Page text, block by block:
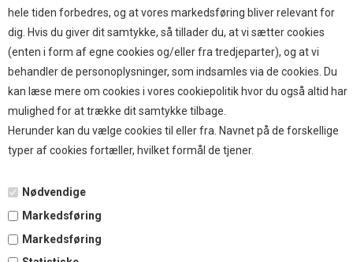
hele tiden forbedres, og at vores markedsføring bliver relevant for
dig. Hvis du giver dit samtykke, så tillader du, at vi sætter cookies
(enten i form af egne cookies og/eller fra tredjeparter), og at vi
behandler de personoplysninger, som indsamles via de cookies. Du
kan læse mere om cookies i vores cookiepolitik hvor du også altid har
mulighed for at trække dit samtykke tilbage.
Herunder kan du vælge cookies til eller fra. Navnet på de forskellige
typer af cookies fortæller, hvilket formål de tjener.
Nødvendige
Markedsføring
Markedsføring
HOKAMIX
HVALPESTART RAIZUP
Thule hundbure
GRAU
STARMARK
VARIOCAGE-MIMSAFE
TILMELD NYHEDSBREV